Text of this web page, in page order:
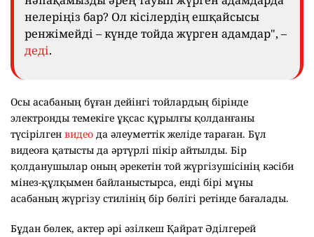
нелеріңіз бар? Ол кісілердің ешқайсысы
ренжімейді – күнде тойда жүрген адамдар", –
деді.
Осы асабаның бұған дейінгі тойлардың бірінде
электронды темекіге ұқсас құрылғы қолданғаны
түсірілген видео да әлеуметтік желіде тараған. Бұл
видеоға қатысты да әртүрлі пікір айтылды. Бір
қолданушылар оның әрекетін той жүргізушісінің кәсіби
мінез-құлқымен байланыстырса, енді бірі мұны
асабаның жүргізу стилінің бір бөлігі ретінде бағалады.
Бұдан бөлек, актер әрі әзілкеш Қайрат Әділгерей